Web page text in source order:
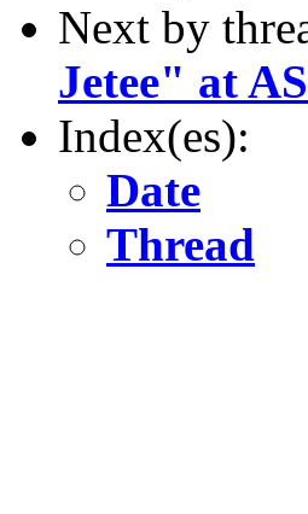
Next by
Jetee" at
Index(es):
Date
Thread